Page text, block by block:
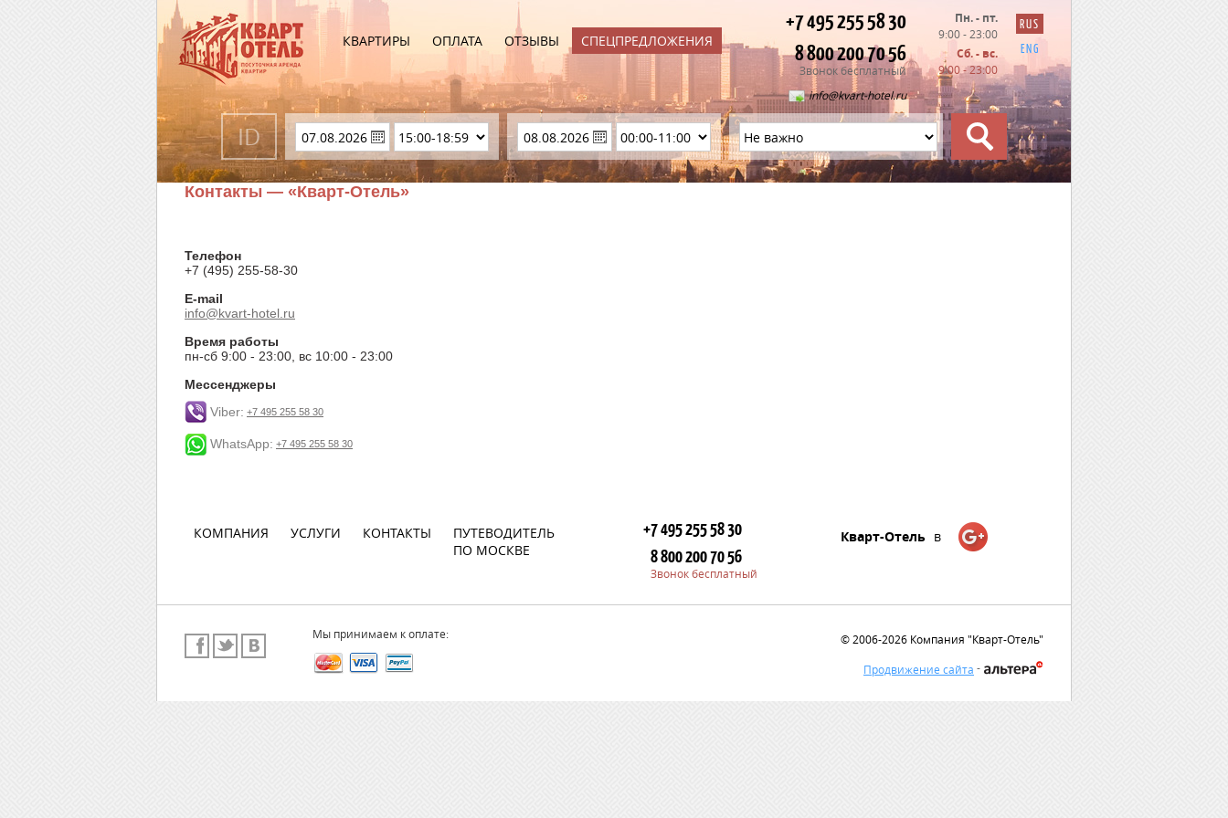
КВАРТИРЫ ОПЛАТА ОТЗЫВЫ СПЕЦПРЕДЛОЖЕНИЯ
+7 495 255 58 30
8 800 200 70 56
Звонок бесплатный
info@kvart-hotel.ru
Пн. - пт.
9:00 - 23:00
Сб. - вс.
9:00 - 23:00
RUS
ENG
Контакты — «Кварт-Отель»
Телефон
+7 (495) 255-58-30
E-mail
info@kvart-hotel.ru
Время работы
пн-сб 9:00 - 23:00, вс 10:00 - 23:00
Мессенджеры
Viber: +7 495 255 58 30
WhatsApp: +7 495 255 58 30
КОМПАНИЯ УСЛУГИ КОНТАКТЫ
ПУТЕВОДИТЕЛЬ
ПО МОСКВЕ
+7 495 255 58 30
8 800 200 70 56
Звонок бесплатный
Кварт-Отель в
Мы принимаем к оплате: © 2006-2026 Компания "Кварт-Отель"
Продвижение сайта -